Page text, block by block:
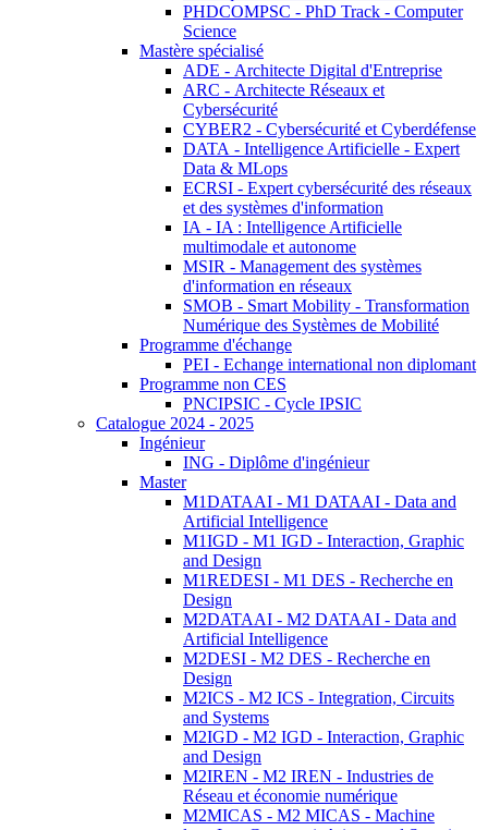
PHDCOMPSC - PhD Track - Computer
Science
Mastère spécialisé
ADE - Architecte Digital d'Entreprise
ARC - Architecte Réseaux et
Cybersécurité
CYBER2 - Cybersécurité et Cyberdéfense
DATA - Intelligence Artificielle - Expert
Data & MLops
ECRSI - Expert cybersécurité des réseaux
et des systèmes d'information
IA - IA : Intelligence Artificielle
multimodale et autonome
MSIR - Management des systèmes
d'information en réseaux
SMOB - Smart Mobility - Transformation
Numérique des Systèmes de Mobilité
Programme d'échange
PEI - Echange international non diplomant
Programme non CES
PNCIPSIC - Cycle IPSIC
Catalogue 2024 - 2025
Ingénieur
ING - Diplôme d'ingénieur
Master
M1DATAAI - M1 DATAAI - Data and
Artificial Intelligence
M1IGD - M1 IGD - Interaction, Graphic
and Design
M1REDESI - M1 DES - Recherche en
Design
M2DATAAI - M2 DATAAI - Data and
Artificial Intelligence
M2DESI - M2 DES - Recherche en
Design
M2ICS - M2 ICS - Integration, Circuits
and Systems
M2IGD - M2 IGD - Interaction, Graphic
and Design
M2IREN - M2 IREN - Industries de
Réseau et économie numérique
M2MICAS - M2 MICAS - Machine